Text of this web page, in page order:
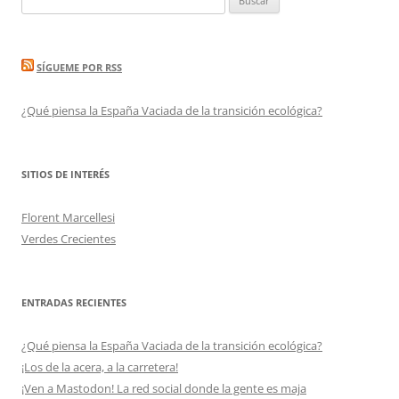
SÍGUEME POR RSS
¿Qué piensa la España Vaciada de la transición ecológica?
SITIOS DE INTERÉS
Florent Marcellesi
Verdes Crecientes
ENTRADAS RECIENTES
¿Qué piensa la España Vaciada de la transición ecológica?
¡Los de la acera, a la carretera!
¡Ven a Mastodon! La red social donde la gente es maja